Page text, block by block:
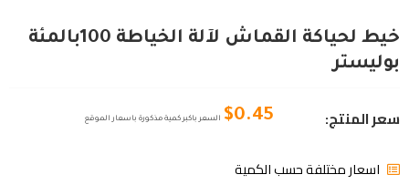
خيط لحياكة القماش لآلة الخياطة 100بالمئة
بوليستر
سعر المنتج: $0.45 السعر باكبر كمية مذكورة باسعار الموقع
اسعار مختلفة حسب الكمية